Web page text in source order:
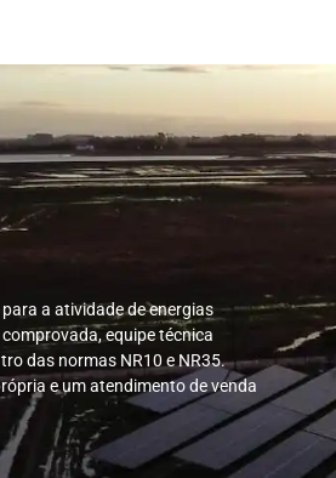
a atividade de energias
equipe técnica
das normas NR10 e NR35.
e um atendimento de venda